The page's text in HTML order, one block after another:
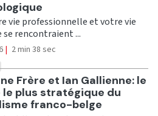
vie professionnelle et votre vie
se rencontraient ...
| 2 min 38 sec
Frère et Ian Gallienne: le
le plus stratégique du
franco-belge